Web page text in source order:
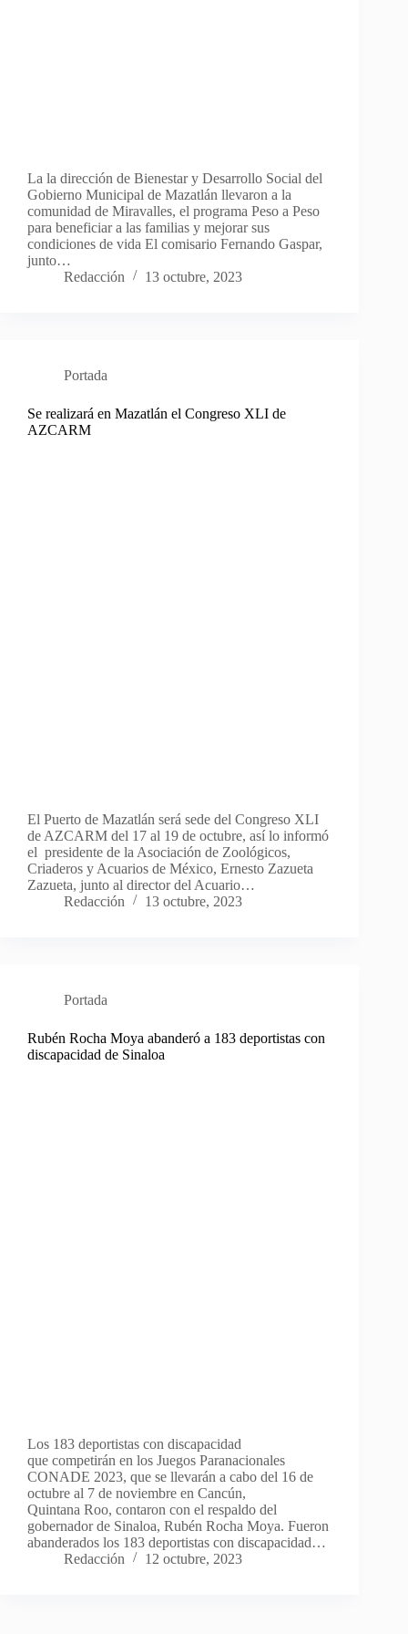
La la dirección de Bienestar y Desarrollo Social del
Gobierno Municipal de Mazatlán llevaron a la
comunidad de Miravalles, el programa Peso a Peso
para beneficiar a las familias y mejorar sus
condiciones de vida El comisario Fernando Gaspar,
junto…
Redacción
13 octubre, 2023
Portada
Se realizará en Mazatlán el Congreso XLI de
AZCARM
El Puerto de Mazatlán será sede del Congreso XLI
de AZCARM del 17 al 19 de octubre, así lo informó
el presidente de la Asociación de Zoológicos,
Criaderos y Acuarios de México, Ernesto Zazueta
Zazueta, junto al director del Acuario…
Redacción
13 octubre, 2023
Portada
Rubén Rocha Moya abanderó a 183 deportistas con
discapacidad de Sinaloa
Los 183 deportistas con discapacidad
que competirán en los Juegos Paranacionales
CONADE 2023, que se llevarán a cabo del 16 de
octubre al 7 de noviembre en Cancún,
Quintana Roo, contaron con el respaldo del
gobernador de Sinaloa, Rubén Rocha Moya. Fueron
abanderados los 183 deportistas con discapacidad…
Redacción
12 octubre, 2023